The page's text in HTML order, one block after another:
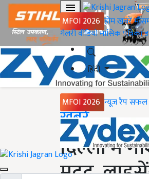
MFOI 2026 होमख़बरें
गैलरीवीडियोमासिक पत्रिका
हिंदी
MFOI 2026 न्यूज़ रैपसफल
Home
ख़बरें
दिल्ली में